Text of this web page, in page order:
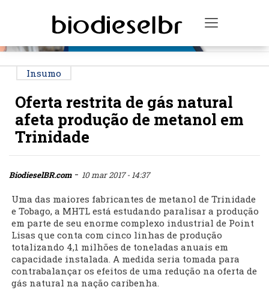
Toggle
Insumo
Oferta restrita de gás natural
afeta produção de metanol em
Trinidade
BiodieselBR.com- 10 mar 2017 - 14:37
Uma das maiores fabricantes de metanol de Trinidade
e Tobago, a MHTL está estudando paralisar a produção
em parte de seu enorme complexo industrial de Point
Lisas que conta com cinco linhas de produção
totalizando 4,1 milhões de toneladas anuais em
capacidade instalada. A medida seria tomada para
contrabalançar os efeitos de uma redução na oferta de
gás natural na nação caribenha.